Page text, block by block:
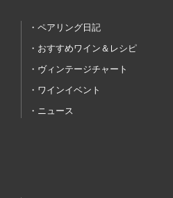
ペアリング日記
おすすめワイン＆レシピ
ヴィンテージチャート
ワインイベント
ニュース